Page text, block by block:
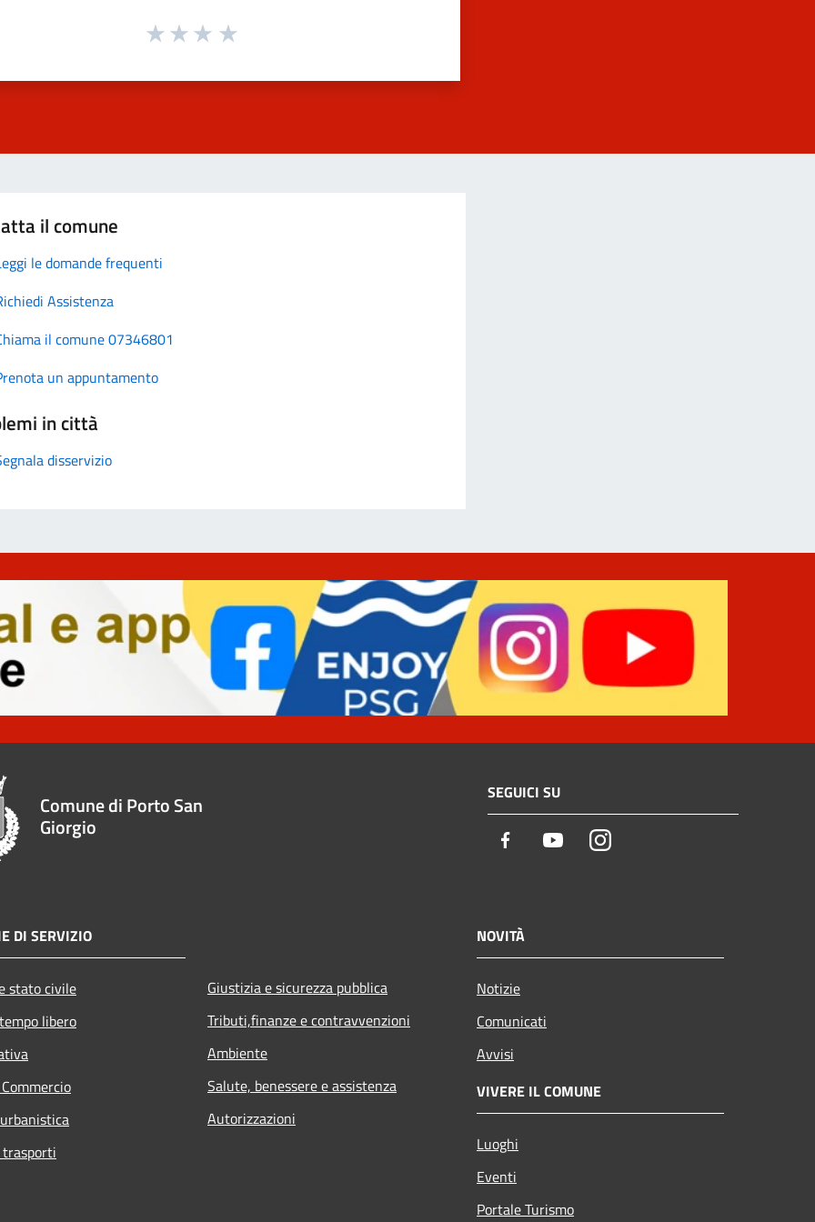
il comune
le domande frequenti
Assistenza
il comune 07346801
un appuntamento
in città
disservizio
Comune di Porto San
Giorgio
SEGUICI SU
Facebook YoutubeInstagram
DI SERVIZIO
stato civile
libero
Giustizia e sicurezza pubblica
Tributi,finanze e contravvenzioni
Ambiente
Salute, benessere e assistenza
Autorizzazioni
NOVITÀ
Notizie
Comunicati
Avvisi
VIVERE IL COMUNE
Luoghi
Eventi
Portale Turismo